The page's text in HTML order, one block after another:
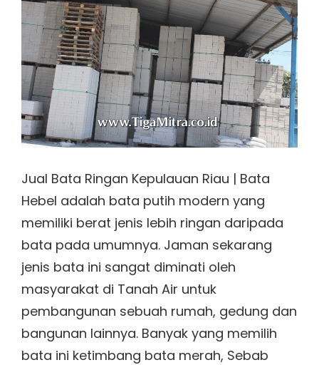
Jual Bata Ringan Kepulauan Riau | Bata
Hebel adalah bata putih modern yang
memiliki berat jenis lebih ringan daripada
bata pada umumnya. Jaman sekarang
jenis bata ini sangat diminati oleh
masyarakat di Tanah Air untuk
pembangunan sebuah rumah, gedung dan
bangunan lainnya. Banyak yang memilih
bata ini ketimbang bata merah, Sebab